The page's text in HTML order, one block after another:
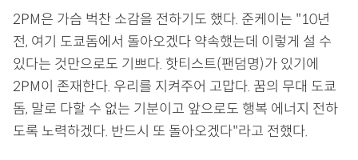
2PM은 가슴 벅찬 소감을 전하기도 했다. 준케이는 "10년
전, 여기 도쿄돔에서 돌아오겠다 약속했는데 이렇게 설 수
있다는 것만으로도 기쁘다. 핫티스트(팬덤명)가 있기에
2PM이 존재한다. 우리를 지켜주어 고맙다. 꿈의 무대 도쿄
돔, 말로 다할 수 없는 기분이고 앞으로도 행복 에너지 전하
도록 노력하겠다. 반드시 또 돌아오겠다"라고 전했다.